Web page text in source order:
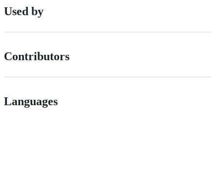
Used by
Contributors
Languages